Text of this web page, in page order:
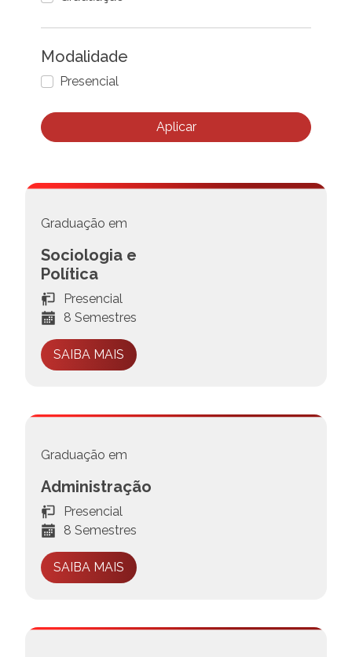
Modalidade
Presencial
Aplicar
Graduação em
Sociologia e
Política
Presencial
8 Semestres
SAIBA MAIS
Graduação em
Administração
Presencial
8 Semestres
SAIBA MAIS